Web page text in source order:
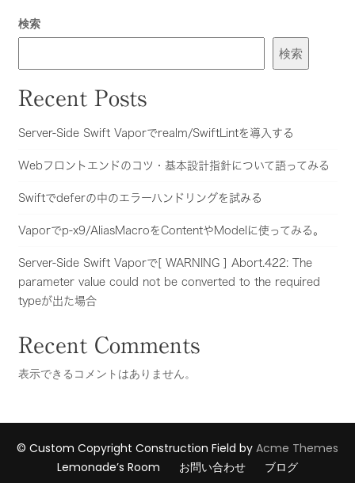
検索
検索
Recent Posts
Server-Side Swift Vaporでrealm/SwiftLintを導入する
Webフロントエンドのコツ・基本設計指針について語ってみる
Swiftでdeferの中のエラーハンドリングを試みる
Vaporでp-x9/AliasMacroをContentやModelに使ってみる。
Server-Side Swift Vaporで[ WARNING ] Abort.422: The
parameter value could not be converted to the required
typeが出た場合
Recent Comments
表示できるコメントはありません。
© Custom Copyright Construction Field by Acme Themes
Lemonade’s Room
お問い合わせ ブログ